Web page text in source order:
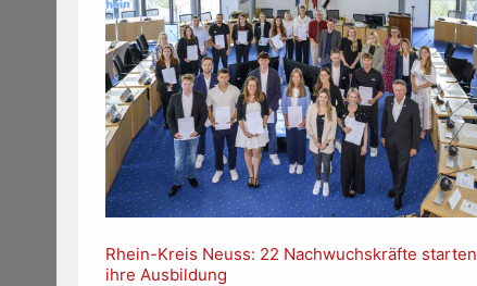
Rhein-Kreis Neuss: 22 Nachwuchskräfte starten
ihre Ausbildung